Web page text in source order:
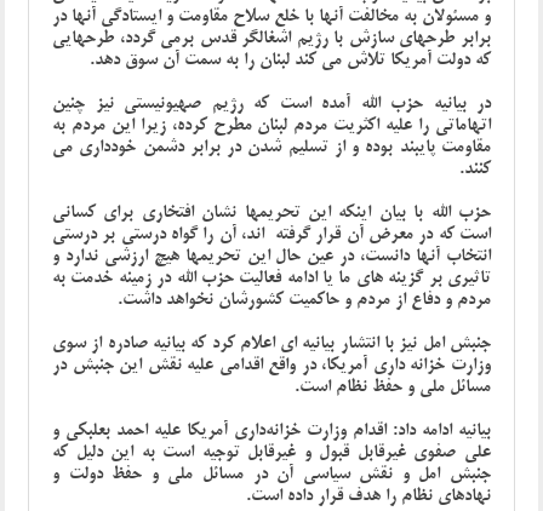
و مسئولان به مخالفت آنها با خلع سلاح مقاومت و ایستادگی آنها در
برابر طرحهای سازش با رژیم اشغالگر قدس برمی گردد، طرحهایی
که دولت آمریکا تلاش می کند لبنان را به سمت آن سوق دهد.
در بیانیه حزب الله آمده است که رژیم صهیونیستی نیز چنین
اتهاماتی را علیه اکثریت مردم لبنان مطرح کرده، زیرا این مردم به
مقاومت پایبند بوده و از تسلیم شدن در برابر دشمن خودداری می
کنند.
حزب الله با بیان اینکه این تحریمها نشان افتخاری برای کسانی
است که در معرض آن قرار گرفته اند، آن را گواه درستی بر درستی
انتخاب آنها دانست، در عین حال این تحریمها هیچ ارزشی ندارد و
تاثیری بر گزینه های ما یا ادامه فعالیت حزب الله در زمینه خدمت به
مردم و دفاع از مردم و حاکمیت کشورشان نخواهد داشت.
جنبش امل نیز با انتشار بیانیه ای اعلام کرد که بیانیه صادره از سوی
وزارت خزانه داری آمریکا، در واقع اقدامی علیه نقش این جنبش در
مسائل ملی و حفظ نظام است.
بیانیه ادامه داد: اقدام وزارت خزانه‌داری آمریکا علیه احمد بعلبکی و
علی صفوی غیرقابل قبول و غیرقابل توجیه است به این دلیل که
جنبش امل و نقش سیاسی آن در مسائل ملی و حفظ دولت و
نهادهای نظام را هدف قرار داده است.